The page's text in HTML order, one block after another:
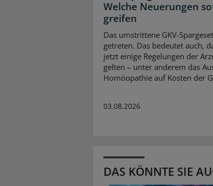
Welche Neuerungen
greifen
Das umstrittene GKV-
getreten. Das bedeutet auch,
jetzt einige Regelungen der
gelten – unter anderem das
Homöopathie auf Kosten der
03.08.2026
DAS KÖNNTE SIE